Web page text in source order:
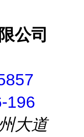
公司
196
大道